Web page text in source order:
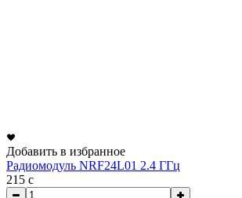
Добавить в избранное
Радиомодуль NRF24L01 2.4 ГГц
215 c